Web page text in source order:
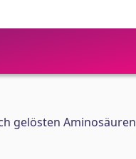
gelösten Aminosäuren